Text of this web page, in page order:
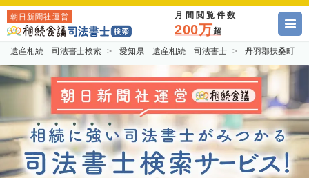
朝日新聞社運営 月間閲覧件数
200万超
遺産相続 司法書士検索 愛知県 遺産相続 司法書士 丹羽郡扶桑町